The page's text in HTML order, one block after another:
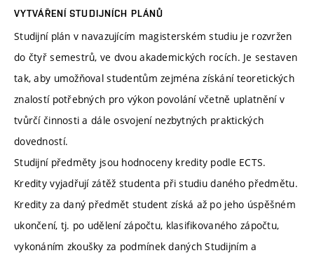
VYTVÁŘENÍ STUDIJNÍCH PLÁNŮ
Studijní plán v navazujícím magisterském studiu je rozvržen
do čtyř semestrů, ve dvou akademických rocích. Je sestaven
tak, aby umožňoval studentům zejména získání teoretických
znalostí potřebných pro výkon povolání včetně uplatnění v
tvůrčí činnosti a dále osvojení nezbytných praktických
dovedností.
Studijní předměty jsou hodnoceny kredity podle ECTS.
Kredity vyjadřují zátěž studenta při studiu daného předmětu.
Kredity za daný předmět student získá až po jeho úspěšném
ukončení, tj. po udělení zápočtu, klasifikovaného zápočtu,
vykonáním zkoušky za podmínek daných Studijním a